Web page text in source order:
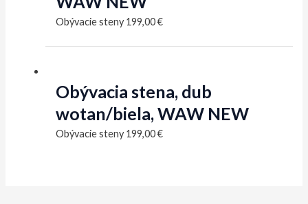
Obývacie steny199,00€
Obývacia stena, dub
wotan/biela, WAW NEW
Obývacie steny199,00€